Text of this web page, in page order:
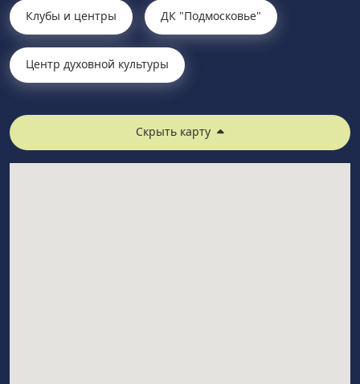
Клубы и центры ДК "Подмосковье"
Центр духовной культуры
Скрыть карту